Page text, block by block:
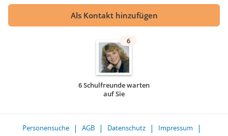
Als Kontakt hinzufügen
6
6 Schulfreunde warten
auf Sie
Personensuche AGB Datenschutz
Impressum